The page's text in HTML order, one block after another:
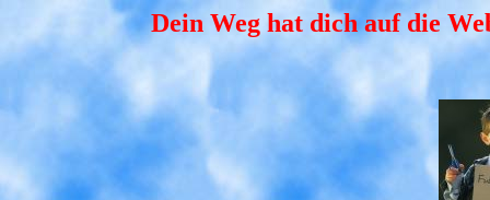
Dein Weg hat dich auf die